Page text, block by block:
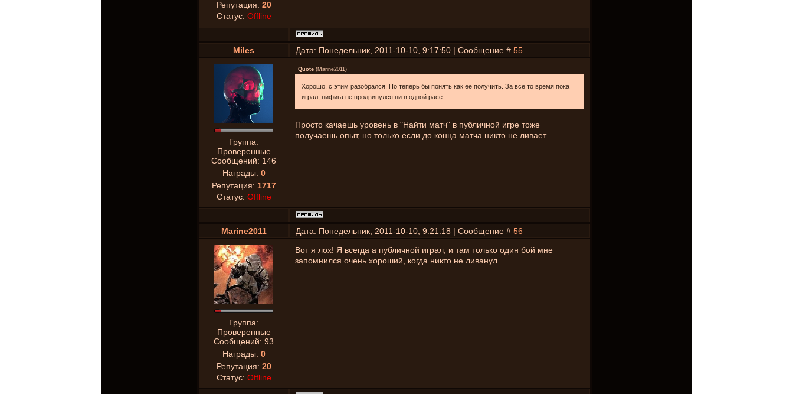
Репутация: 20
Статус: Offline
Miles Дата: Понедельник, 2011-10-10, 9:17:50 | Сообщение # 55
Группа:
Проверенные
Сообщений: 146
Награды: 0
Репутация: 1717
Статус: Offline
Quote (Marine2011)
Хорошо, с этим разобрался. Но теперь бы понять как ее получить. За все то время пока
играл, нифига не продвинулся ни в одной расе
Просто качаешь уровень в "Найти матч" в публичной игре тоже
получаешь опыт, но только если до конца матча никто не ливает
Marine2011 Дата: Понедельник, 2011-10-10, 9:21:18 | Сообщение # 56
Группа:
Проверенные
Сообщений: 93
Награды: 0
Репутация: 20
Статус: Offline
Вот я лох! Я всегда а публичной играл, и там только один бой мне
запомнился очень хороший, когда никто не ливанул